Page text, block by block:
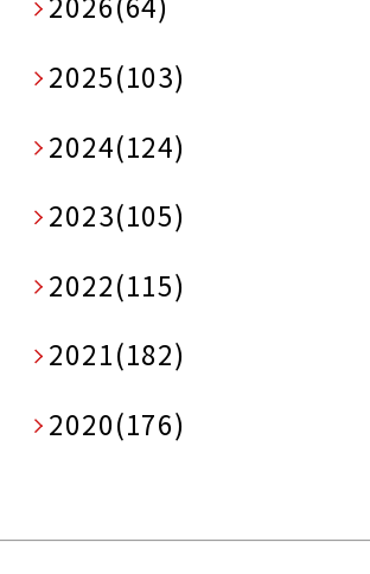
2025(103)
2024(124)
2023(105)
2022(115)
2021(182)
2020(176)